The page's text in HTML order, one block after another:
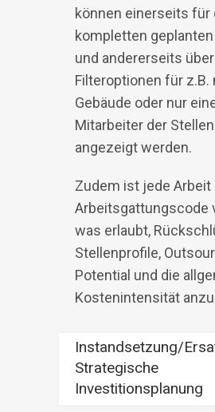
können einerseits für
kompletten
und andererseits über
Filteroptionen für z.B.
Gebäude oder nur
Mitarbeiter der
angezeigt werden.
Zudem ist jede
Arbeitsgattungscode
was erlaubt,
Stellenprofile,
Potential und die
Kostenintensität
Instandsetzung/
Strategische
Investitionsplanung